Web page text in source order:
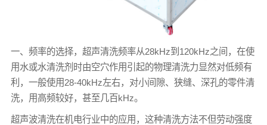
一、频率的选择，超声清洗频率从28kHz到120kHz之间，在使
用水或水清洗剂时由空穴作用引起的物理清洗力显然对低频有
利，一般使用28-40kHz左右，对小间隙、狭缝、深孔的零件清
洗，用高频较好，甚至几百kHz。
超声波清洗在机电行业中的应用，这种清洗方法不但劳动强度